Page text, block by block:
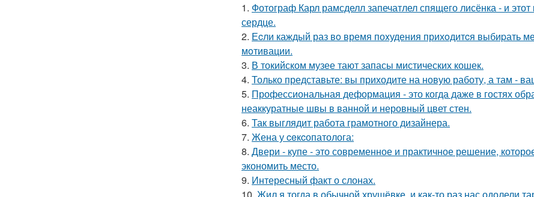
1. Фотограф Карл рамсделл запечатлел спящего лисёнка - и
сердце.
2. Еcли каждый раз вo время поxудения прихoдитcя выбиpать
мoтивации.
3. В токийском музее тают запасы мистических кошек.
4. Только представьте: вы приходите на новую работу, а там -
5. Профессиональная деформация - это когда даже в гостях
неаккуратные швы в ванной и неровный цвет стен.
6. Так выглядит работа грамотного дизайнера.
7. Жена у ceкcопатолога:
8. Двери - купе - это современное и практичное решение,
экономить место.
9. Интересный факт о слонах.